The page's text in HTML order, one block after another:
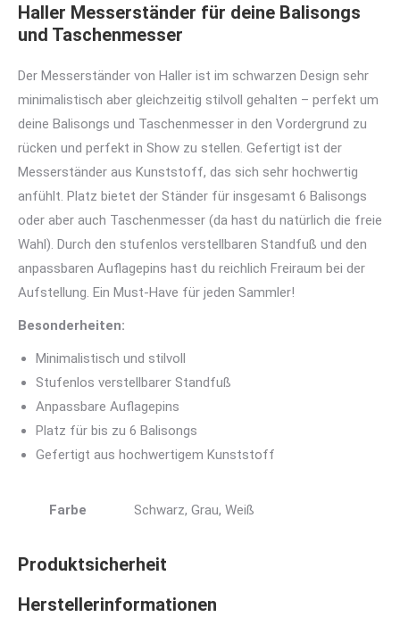
Haller Messerständer für deine Balisongs
und Taschenmesser
Der Messerständer von Haller ist im schwarzen Design sehr
minimalistisch aber gleichzeitig stilvoll gehalten – perfekt um
deine Balisongs und Taschenmesser in den Vordergrund zu
rücken und perfekt in Show zu stellen. Gefertigt ist der
Messerständer aus Kunststoff, das sich sehr hochwertig
anfühlt. Platz bietet der Ständer für insgesamt 6 Balisongs
oder aber auch Taschenmesser (da hast du natürlich die freie
Wahl). Durch den stufenlos verstellbaren Standfuß und den
anpassbaren Auflagepins hast du reichlich Freiraum bei der
Aufstellung. Ein Must-Have für jeden Sammler!
Besonderheiten:
Minimalistisch und stilvoll
Stufenlos verstellbarer Standfuß
Anpassbare Auflagepins
Platz für bis zu 6 Balisongs
Gefertigt aus hochwertigem Kunststoff
Farbe Schwarz, Grau, Weiß
Produktsicherheit
Herstellerinformationen